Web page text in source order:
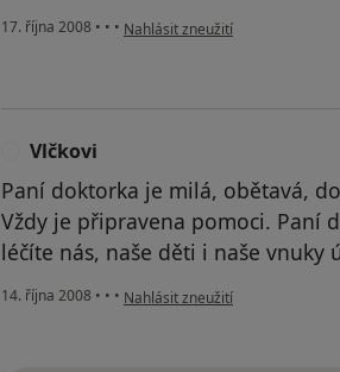
17. října 2008 • • • podle názoru uživatele Lída
Nahlásit zneužití
Vlčkovi
Paní doktorka je milá, obětavá,
Vždy je připravena pomoci. Paní
léčíte nás, naše děti i naše vnuky
14. října 2008 • • • podle názoru uživatele Vlčkovi
Nahlásit zneužití